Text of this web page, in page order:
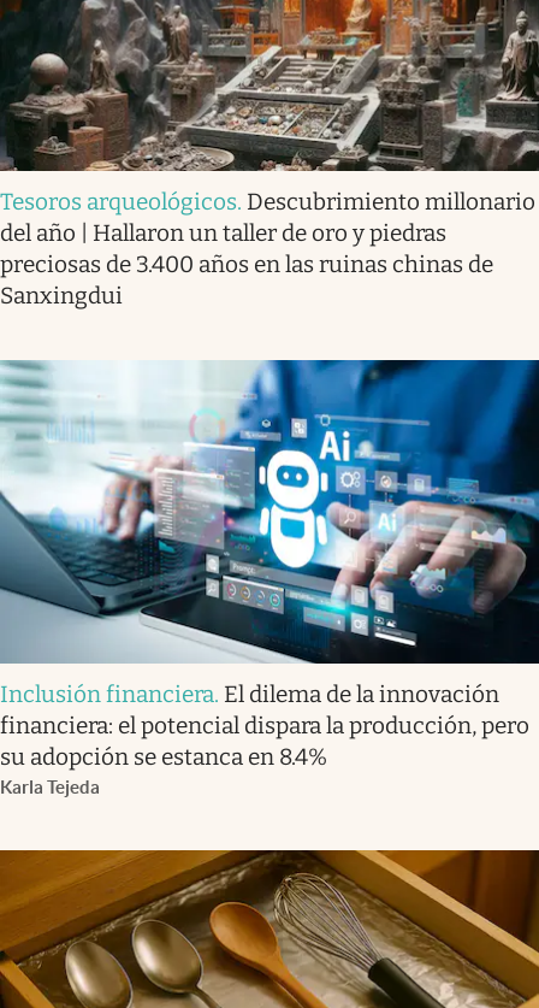
Tesoros arqueológicos. Descubrimiento millonario
del año | Hallaron un taller de oro y piedras
preciosas de 3.400 años en las ruinas chinas de
Sanxingdui
Inclusión financiera. El dilema de la innovación
financiera: el potencial dispara la producción, pero
su adopción se estanca en 8.4%
Karla Tejeda